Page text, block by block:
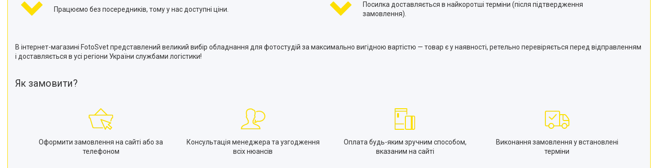
Працюємо без посередників, тому у нас доступні ціни.
Посилка доставляється в найкоротші терміни (після підтвердження
замовлення).
В інтернет-магазині FotoSvet представлений великий вибір обладнання для фотостудій за максимально вигідною вартістю — товар є у наявності, ретельно перевіряється перед відправленням
і доставляється в усі регіони України службами логістики!
Як замовити?
Оформити замовлення на сайті або за
телефоном
Консультація менеджера та узгодження
всіх нюансів
Оплата будь-яким зручним способом,
вказаним на сайті
Виконання замовлення у встановлені
терміни